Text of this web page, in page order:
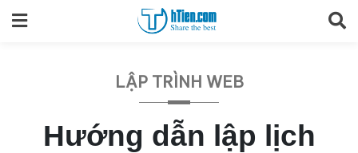
to
LẬP TRÌNH WEB
Hướng dẫn lập lịch